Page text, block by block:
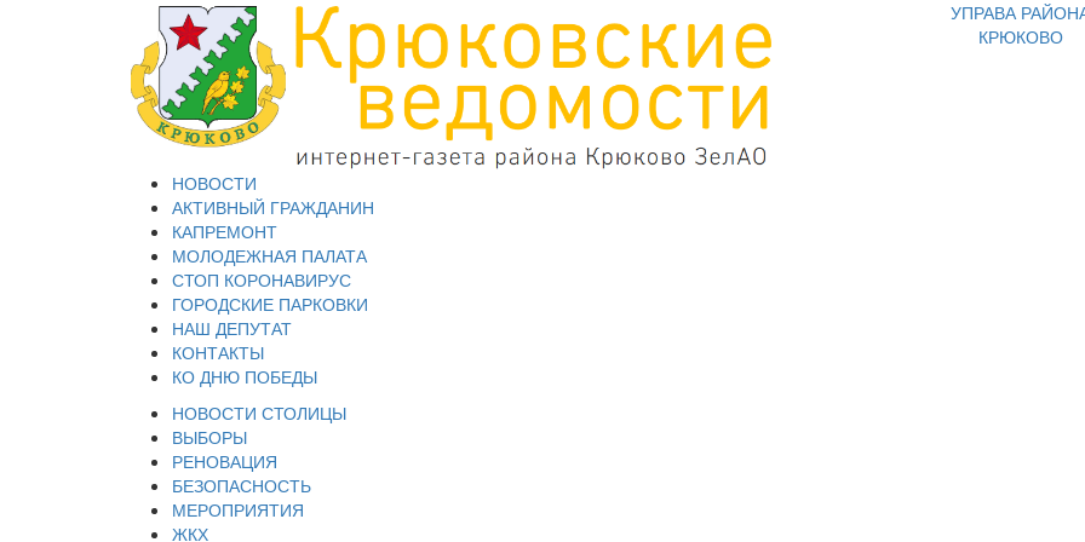
УПРАВА
КРЮКОВО
НОВОСТИ
АКТИВНЫЙ ГРАЖДАНИН
КАПРЕМОНТ
МОЛОДЕЖНАЯ ПАЛАТА
СТОП КОРОНАВИРУС
ГОРОДСКИЕ ПАРКОВКИ
НАШ ДЕПУТАТ
КОНТАКТЫ
КО ДНЮ ПОБЕДЫ
НОВОСТИ СТОЛИЦЫ
ВЫБОРЫ
РЕНОВАЦИЯ
БЕЗОПАСНОСТЬ
МЕРОПРИЯТИЯ
ЖКХ